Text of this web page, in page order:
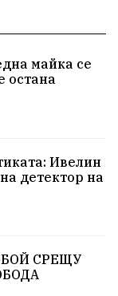
парк
майка се
остана
Ивелин
детектор на
СРЕЩУ